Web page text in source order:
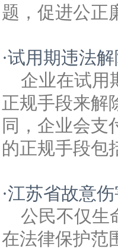
题，促进公正
·试用期违法
企业在试用
正规手段来解
同，企业会支
的正规手段包
·江苏省故意
公民不仅生
在法律保护范